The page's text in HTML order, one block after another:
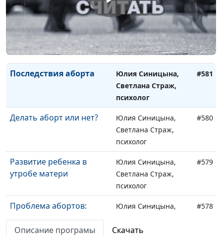
психолог
Профилактика абортов
Юлия Синицына,
Светлана Страж,
психолог
#582
Последствия аборта
Юлия Синицына,
Светлана Страж,
психолог
#581
Делать аборт или нет?
Юлия Синицына,
Светлана Страж,
психолог
#580
Развитие ребенка в
утробе матери
Юлия Синицына,
Светлана Страж,
психолог
#579
Проблема абортов:
история, масштабы,
причины
Юлия Синицына,
психолог
#578
Описание програмы Скачать